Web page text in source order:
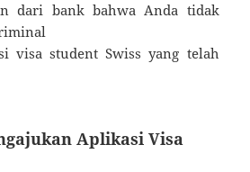
dari bank bahwa Anda tidak
visa student Swiss yang telah
Aplikasi Visa